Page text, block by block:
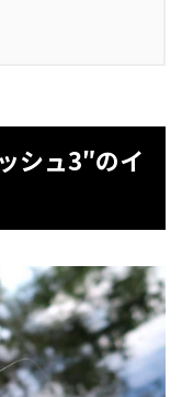
シュ3″のイ